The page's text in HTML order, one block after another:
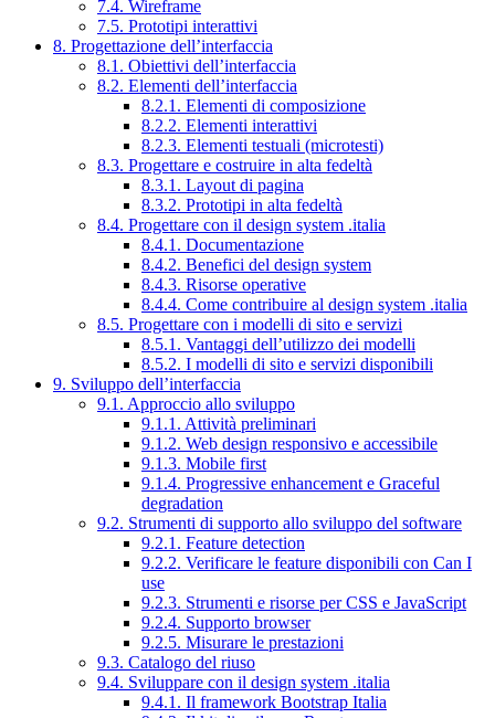
7.4. Wireframe
7.5. Prototipi interattivi
8. Progettazione dell’interfaccia
8.1. Obiettivi dell’interfaccia
8.2. Elementi dell’interfaccia
8.2.1. Elementi di composizione
8.2.2. Elementi interattivi
8.2.3. Elementi testuali (microtesti)
8.3. Progettare e costruire in alta fedeltà
8.3.1. Layout di pagina
8.3.2. Prototipi in alta fedeltà
8.4. Progettare con il design system .italia
8.4.1. Documentazione
8.4.2. Benefici del design system
8.4.3. Risorse operative
8.4.4. Come contribuire al design system .italia
8.5. Progettare con i modelli di sito e servizi
8.5.1. Vantaggi dell’utilizzo dei modelli
8.5.2. I modelli di sito e servizi disponibili
9. Sviluppo dell’interfaccia
9.1. Approccio allo sviluppo
9.1.1. Attività preliminari
9.1.2. Web design responsivo e accessibile
9.1.3. Mobile first
9.1.4. Progressive enhancement e Graceful
degradation
9.2. Strumenti di supporto allo sviluppo del software
9.2.1. Feature detection
9.2.2. Verificare le feature disponibili con Can I
use
9.2.3. Strumenti e risorse per CSS e JavaScript
9.2.4. Supporto browser
9.2.5. Misurare le prestazioni
9.3. Catalogo del riuso
9.4. Sviluppare con il design system .italia
9.4.1. Il framework Bootstrap Italia